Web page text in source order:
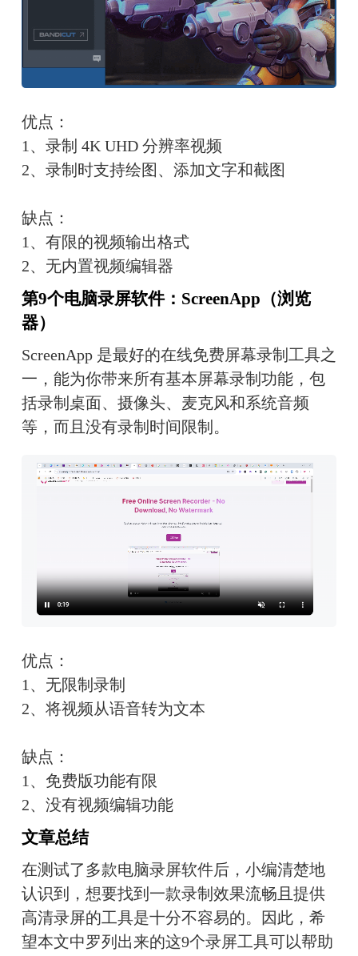
优点：
1、录制 4K UHD 分辨率视频
2、录制时支持绘图、添加文字和截图
缺点：
1、有限的视频输出格式
2、无内置视频编辑器
第9个电脑录屏软件：ScreenApp（浏览
器）
ScreenApp 是最好的在线免费屏幕录制工具之
一，能为你带来所有基本屏幕录制功能，包
括录制桌面、摄像头、麦克风和系统音频
等，而且没有录制时间限制。
优点：
1、无限制录制
2、将视频从语音转为文本
缺点：
1、免费版功能有限
2、没有视频编辑功能
文章总结
在测试了多款电脑录屏软件后，小编清楚地
认识到，想要找到一款录制效果流畅且提供
高清录屏的工具是十分不容易的。因此，希
望本文中罗列出来的这9个录屏工具可以帮助